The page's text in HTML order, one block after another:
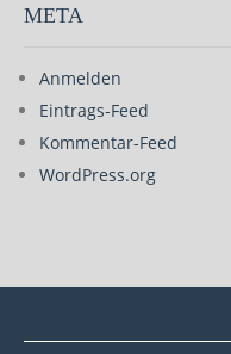
META
Anmelden
Eintrags-Feed
Kommentar-Feed
WordPress.org